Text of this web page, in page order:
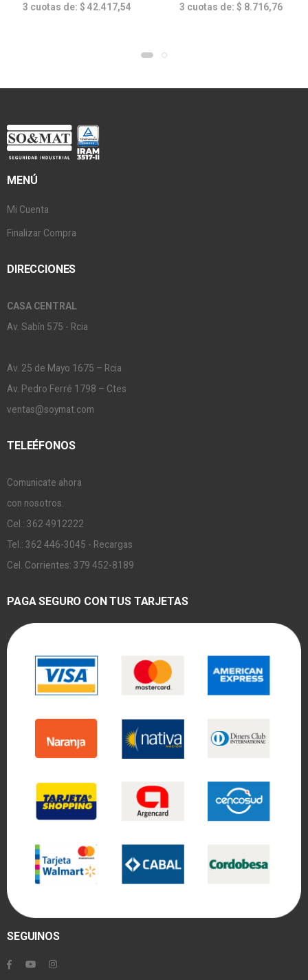
3 cuotas de: $ 42.417,54 3 cuotas de: $ 8.716,76
MENÚ
Mi Cuenta
Finalizar Compra
DIRECCIONES
CASA CENTRAL
Av. Sabín 575 - Rcia
Av. 25 de Mayo 1675 – Rcia
Av. Pedro Ferré 1798 – Ctes
ventas@soymat.com
TELEÉFONOS
Comunicate ahora
con nosotros.
Cel.: 362 4912222
Tel.: 362 446-3045 - Recargas
Cel. Corrientes: 379 452-8189
PAGA SEGURO CON TUS TARJETAS
SEGUINOS